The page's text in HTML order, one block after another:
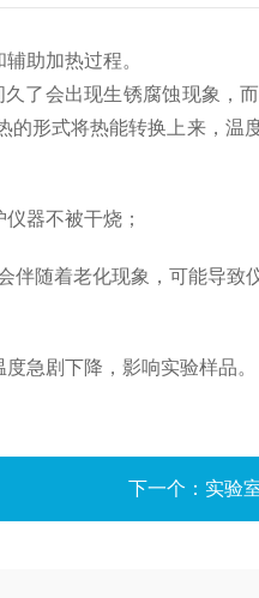
助加热过程。
了会出现生锈腐蚀现象，
形式将热能转换上来，温
器不被干烧；
随着老化现象，可能导致
急剧下降，影响实验样品。
下一个： 实验